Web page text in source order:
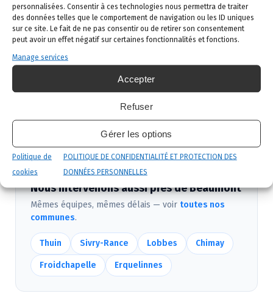
personnalisées. Consentir à ces technologies nous permettra de traiter
des données telles que le comportement de navigation ou les ID uniques
sur ce site. Le fait de ne pas consentir ou de retirer son consentement
peut avoir un effet négatif sur certaines fonctionnalités et fonctions.
Manage services
Accepter
Refuser
Gérer les options
Politique de
cookies
POLITIQUE DE CONFIDENTIALITÉ ET PROTECTION DES
DONNÉES PERSONNELLES
02 523 21 89. Réponse sous 24h.
Diagnostic gratuit: notre technicien vient
identifier la nuisance et son origine.
Intervention ciblée: traitement adapté,
produits certifiés, sécurité maximale, discrétion
Suivi et garantie: visite de contrôle et garantie
Nous intervenons aussi près de Beaumont
Mêmes équipes, mêmes délais — voir toutes nos
communes.
Thuin Sivry-Rance Lobbes Chimay
Froidchapelle Erquelinnes